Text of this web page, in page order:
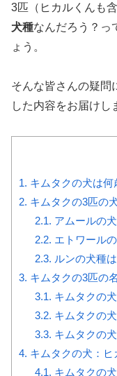
3匹（ヒカルくんも
犬種なんだろう？っ
ょう。
そんな皆さんの疑問
した内容をお届けし
1. キムタクの犬は何
2. キムタクの3匹の
2.1. アムールの
2.2. エトワール
2.3. ルンの犬種は
3. キムタクの3匹の
3.1. キムタクの
3.2. キムタクの
3.3. キムタクの
4. キムタクの犬：ヒ
4.1. キムタクの